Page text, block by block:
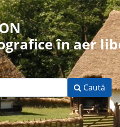
în aer
Caută